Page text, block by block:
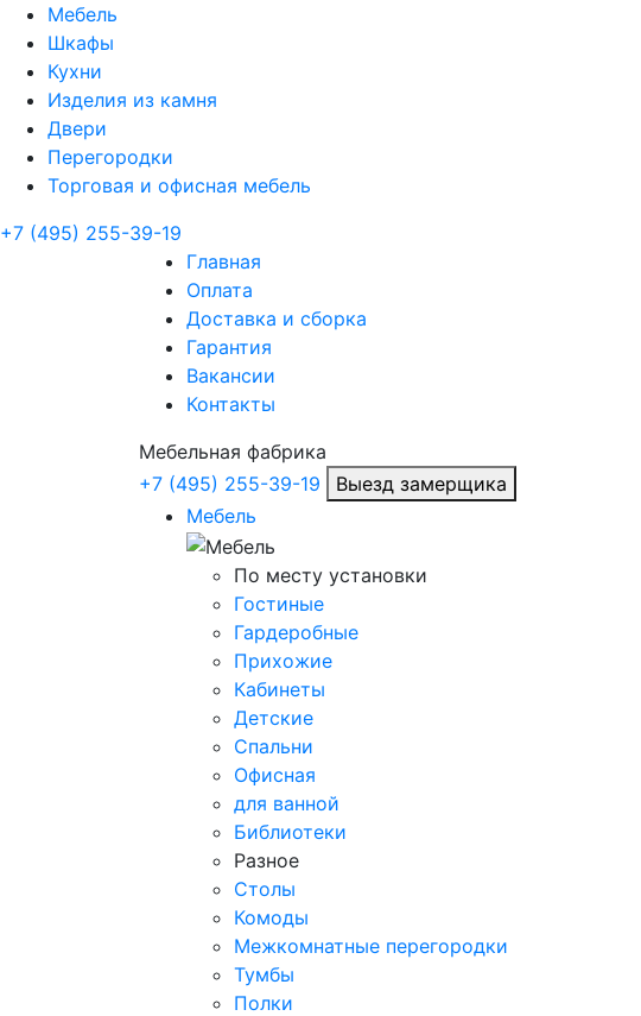
Мебель
Шкафы
Кухни
Изделия из камня
Двери
Перегородки
Торговая и офисная мебель
+7 (495) 255-39-19
Главная
Оплата
Доставка и сборка
Гарантия
Вакансии
Контакты
Мебельная фабрика
+7 (495) 255-39-19
Выезд замерщика
Мебель
По месту установки
Гостиные
Гардеробные
Прихожие
Кабинеты
Детские
Спальни
Офисная
для ванной
Библиотеки
Разное
Столы
Комоды
Межкомнатные перегородки
Тумбы
Полки